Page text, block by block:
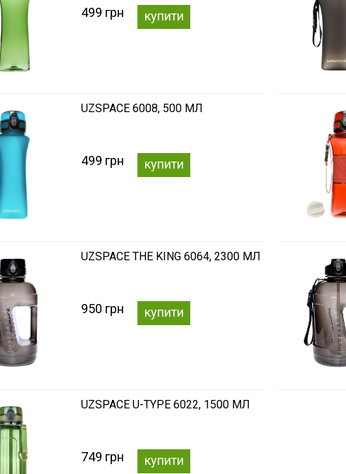
499 грн купити
UZSPACE 6008, 500 МЛ
499 грн купити
UZSPACE THE KING 6064, 2300 МЛ
950 грн купити
UZSPACE U-TYPE 6022, 1500 МЛ
749 грн купити